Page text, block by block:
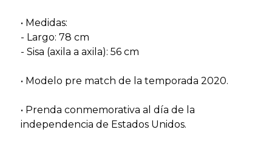
• Medidas:
- Largo: 78 cm
- Sisa (axila a axila): 56 cm
• Modelo pre match de la temporada 2020.
• Prenda conmemorativa al día de la
independencia de Estados Unidos.